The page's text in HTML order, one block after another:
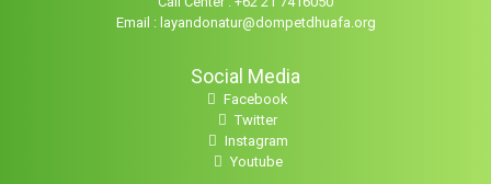
Email : layandonatur@dompetdhuafa.org
Social Media
Facebook
Twitter
Instagram
Youtube